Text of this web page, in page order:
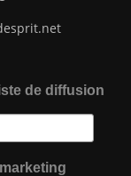
de diffusion